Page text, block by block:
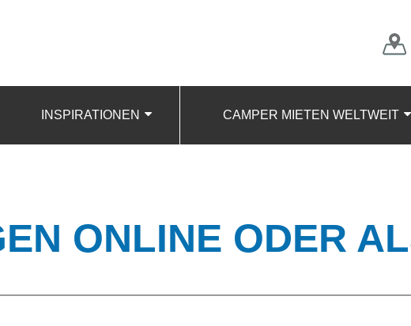
INSPIRATIONEN CAMPER MIETEN WELTWEIT
ONLINE ODER